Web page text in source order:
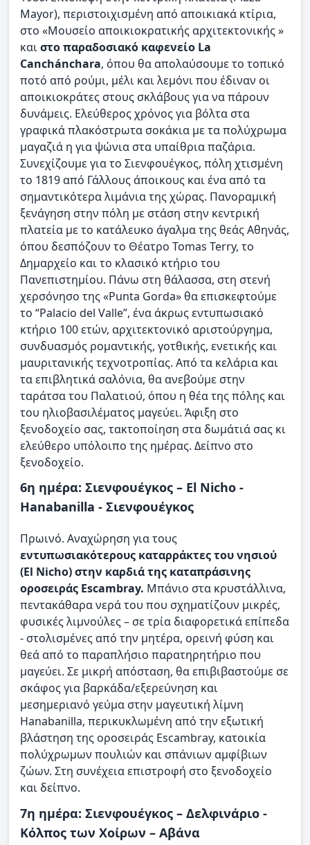
Mayor), περιστοιχισμένη από αποικιακά κτίρια,
στο «Μουσείο αποικιοκρατικής αρχιτεκτονικής »
καιστο παραδοσιακό καφενείο La
Canchánchara, όπου θα απολαύσουμε το τοπικό
ποτό από ρούμι, μέλι και λεμόνι που έδιναν οι
αποικιοκράτες στους σκλάβους για να πάρουν
δυνάμεις. Ελεύθερος χρόνος για βόλτα στα
γραφικά πλακόστρωτα σοκάκια με τα πολύχρωμα
μαγαζιά η για ψώνια στα υπαίθρια παζάρια.
Συνεχίζουμε για το Σιενφουέγκος, πόλη χτισμένη
το 1819 από Γάλλους άποικους και ένα από τα
σημαντικότερα λιμάνια της χώρας. Πανοραμική
ξενάγηση στην πόλη με στάση στην κεντρική
πλατεία με το κατάλευκο άγαλμα της θεάς Αθηνάς,
όπου δεσπόζουν το Θέατρο Tomas Terry, το
Δημαρχείο και το κλασικό κτήριο του
Πανεπιστημίου. Πάνω στη θάλασσα, στη στενή
χερσόνησο της «Punta Gorda» θα επισκεφτούμε
το “Palacio del Valle”, ένα άκρως εντυπωσιακό
κτήριο 100 ετών, αρχιτεκτονικό αριστούργημα,
συνδυασμός ρομαντικής, γοτθικής, ενετικής και
μαυριτανικής τεχνοτροπίας. Από τα κελάρια και
τα επιβλητικά σαλόνια, θα ανεβούμε στην
ταράτσα του Παλατιού, όπου η θέα της πόλης και
του ηλιοβασιλέματος μαγεύει. Άφιξη στο
ξενοδοχείο σας, τακτοποίηση στα δωμάτιά σας κι
ελεύθερο υπόλοιπο της ημέρας. Δείπνο στο
ξενοδοχείο.
6η ημέρα: Σιενφουέγκος – El Nicho -
Hanabanilla - Σιενφουέγκος
Πρωινό. Αναχώρηση για τους
εντυπωσιακότερους καταρράκτες του νησιού
(El Nicho) στην καρδιά της καταπράσινης
οροσειράς Escambray. Μπάνιο στα κρυστάλλινα,
πεντακάθαρα νερά του που σχηματίζουν μικρές,
φυσικές λιμνούλες – σε τρία διαφορετικά επίπεδα
- στολισμένες από την μητέρα, ορεινή φύση και
θεά από το παραπλήσιο παρατηρητήριο που
μαγεύει. Σε μικρή απόσταση, θα επιβιβαστούμε σε
σκάφος για βαρκάδα/εξερεύνηση και
μεσημεριανό γεύμα στην μαγευτική λίμνη
Hanabanilla, περικυκλωμένη από την εξωτική
βλάστηση της οροσειράς Escambray, κατοικία
πολύχρωμων πουλιών και σπάνιων αμφίβιων
ζώων. Στη συνέχεια επιστροφή στο ξενοδοχείο
και δείπνο.
7η ημέρα: Σιενφουέγκος – Δελφινάριο -
Κόλπος των Χοίρων – Αβάνα